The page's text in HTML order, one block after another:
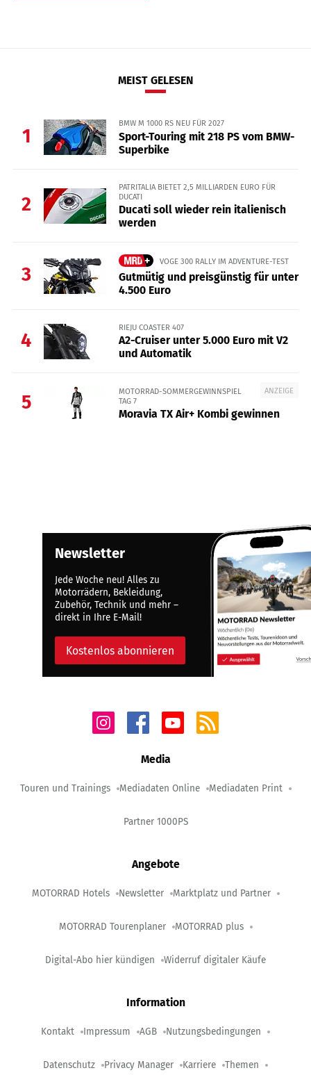
MEIST GELESEN
1
BMW M 1000 RS NEU FÜR 2027
Sport-Touring mit 218 PS vom BMW-
Superbike
2
PATRITALIA BIETET 2,5 MILLIARDEN EURO FÜR
DUCATI
Ducati soll wieder rein italienisch
werden
3
VOGE 300 RALLY IM ADVENTURE-TEST
Gutmütig und preisgünstig für unter
4.500 Euro
4
RIEJU COASTER 407
A2-Cruiser unter 5.000 Euro mit V2
und Automatik
5
ANZEIGE
MOTORRAD-SOMMERGEWINNSPIEL
TAG 7
Moravia TX Air+ Kombi gewinnen
Newsletter
Jede Woche neu! Alles zu
Motorrädern, Bekleidung,
Zubehör, Technik und mehr –
direkt in Ihre E-Mail!
Kostenlos abonnieren
Media
Touren und Trainings Mediadaten Online Mediadaten Print
Partner 1000PS
Angebote
MOTORRAD Hotels Newsletter Marktplatz und Partner
MOTORRAD Tourenplaner MOTORRAD plus
Digital-Abo hier kündigen Widerruf digitaler Käufe
Information
Kontakt Impressum AGB Nutzungsbedingungen
Datenschutz Privacy Manager Karriere Themen